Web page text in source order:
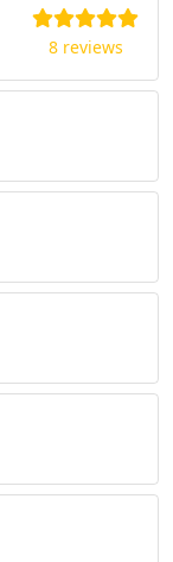
8 reviews